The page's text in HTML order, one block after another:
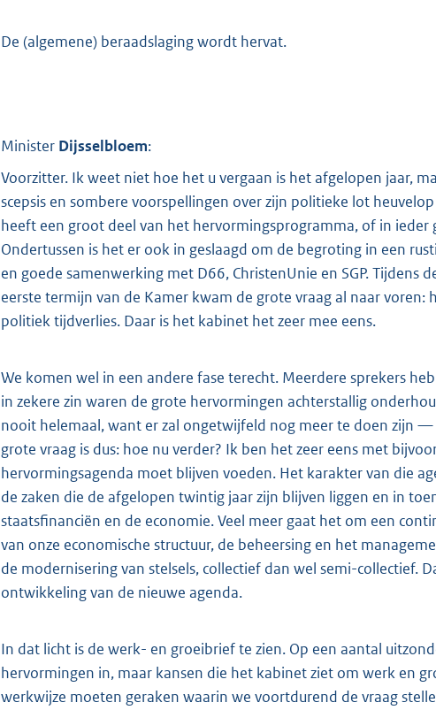
De (algemene) beraadslaging wordt hervat.
Minister Dijsselbloem:
Voorzitter. Ik weet niet hoe het u vergaan is het afgelopen jaar,
scepsis en sombere voorspellingen over zijn politieke lot
heeft een groot deel van het hervormingsprogramma, of in ieder
Ondertussen is het er ook in geslaagd om de begroting in een
en goede samenwerking met D66, ChristenUnie en SGP. Tijdens
eerste termijn van de Kamer kwam de grote vraag al naar voren:
politiek tijdverlies. Daar is het kabinet het zeer mee eens.
We komen wel in een andere fase terecht. Meerdere sprekers
in zekere zin waren de grote hervormingen achterstallig
nooit helemaal, want er zal ongetwijfeld nog meer te doen zijn
grote vraag is dus: hoe nu verder? Ik ben het zeer eens met
hervormingsagenda moet blijven voeden. Het karakter van die
de zaken die de afgelopen twintig jaar zijn blijven liggen en in
staatsfinanciën en de economie. Veel meer gaat het om een
van onze economische structuur, de beheersing en het
de modernisering van stelsels, collectief dan wel semi-collectief.
ontwikkeling van de nieuwe agenda.
In dat licht is de werk- en groeibrief te zien. Op een aantal
hervormingen in, maar kansen die het kabinet ziet om werk en
werkwijze moeten geraken waarin we voortdurend de vraag